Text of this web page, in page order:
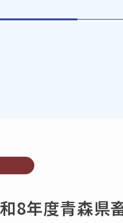
和8年度青森県